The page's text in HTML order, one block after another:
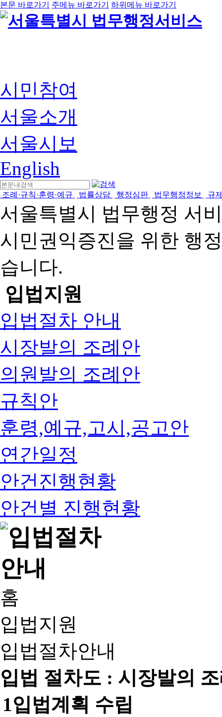
본문 바로가기 주메뉴 바로가기 하위메뉴 바로가기
시민참여
서울소개
서울시보
English
조례·규칙·훈령·예규 법률상담 행정심판 법무행정정보 규
서울특별시 법무행정 서
시민권익증진을 위한 행
습니다.
입법지원
입법절차 안내
시장발의 조례안
의원발의 조례안
규칙안
훈령,예규,고시,공고안
연간일정
안건진행현황
안건별 진행현황
홈
입법지원
입법절차안내
입법 절차도 : 시장발의
1입법계획 수립